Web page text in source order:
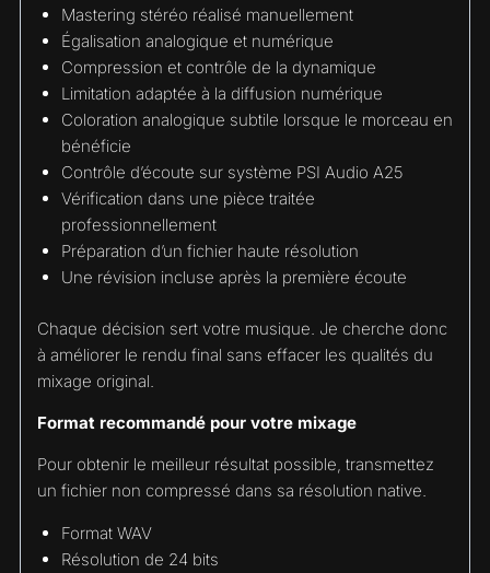
Mastering stéréo réalisé manuellement
Égalisation analogique et numérique
Compression et contrôle de la dynamique
Limitation adaptée à la diffusion numérique
Coloration analogique subtile lorsque le morceau en
bénéficie
Contrôle d’écoute sur système PSI Audio A25
Vérification dans une pièce traitée
professionnellement
Préparation d’un fichier haute résolution
Une révision incluse après la première écoute
Chaque décision sert votre musique. Je cherche donc
à améliorer le rendu final sans effacer les qualités du
mixage original.
Format recommandé pour votre mixage
Pour obtenir le meilleur résultat possible, transmettez
un fichier non compressé dans sa résolution native.
Format WAV
Résolution de 24 bits